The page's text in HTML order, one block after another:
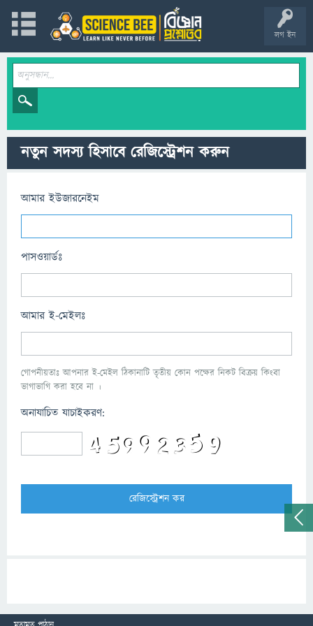
লগ ইন
নতুন সদস্য হিসাবে রেজিস্ট্রেশন করুন
আমার ইউজারনেইম
পাসওয়ার্ডঃ
আমার ই-মেইলঃ
গোপনীয়তাঃ আপনার ই-মেইল ঠিকানাটি তৃতীয় কোন পক্ষের নিকট বিক্রয় কিংবা
ভাগাভাগি করা হবে না ।
অনাযাচিত যাচাইকরণ: